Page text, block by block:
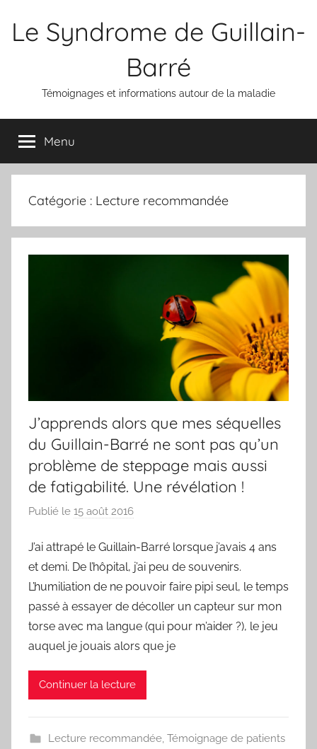
Le Syndrome de Guillain-
Barré
Témoignages et informations autour de la maladie
Menu
Catégorie : Lecture recommandée
J’apprends alors que mes séquelles
du Guillain-Barré ne sont pas qu’un
problème de steppage mais aussi
de fatigabilité. Une révélation !
Publié le 15 août 2016
r
F
r
e
d
J’ai attrapé le Guillain-Barré lorsque j’avais 4 ans
et demi. De l’hôpital, j’ai peu de souvenirs.
L’humiliation de ne pouvoir faire pipi seul, le temps
passé à essayer de décoller un capteur sur mon
torse avec ma langue (qui pour m’aider ?), le jeu
auquel je jouais alors que je
Continuer la lecture
Lecture recommandée, Témoignage de patients